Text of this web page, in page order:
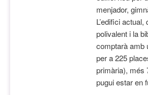
menjador,
L’edifici
polivalent i la
comptarà amb
per a 225
primària), més
pugui estar en